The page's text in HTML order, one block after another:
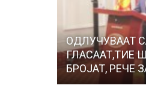
ОДЛУЧУВААТ
ГЛАСААТ,ТИЕ
БРОЈАТ, РЕЧЕ